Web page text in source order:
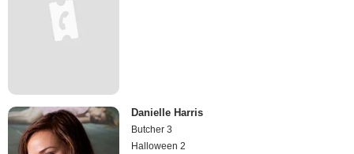
Danielle Harris
Butcher 3
Halloween 2